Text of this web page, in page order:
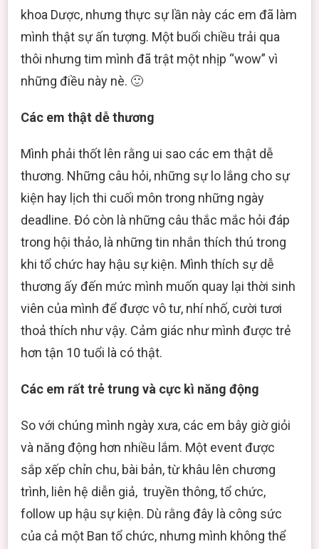
khoa Dược, nhưng thực sự lần này các em đã làm
mình thật sự ấn tượng. Một buổi chiều trải qua
thôi nhưng tim mình đã trật một nhịp “wow” vì
những điều này nè. 🙂
Các em thật dễ thương
Mình phải thốt lên rằng ui sao các em thật dễ
thương. Những câu hỏi, những sự lo lắng cho sự
kiện hay lịch thi cuối môn trong những ngày
deadline. Đó còn là những câu thắc mắc hỏi đáp
trong hội thảo, là những tin nhắn thích thú trong
khi tổ chức hay hậu sự kiện. Mình thích sự dễ
thương ấy đến mức mình muốn quay lại thời sinh
viên của mình để được vô tư, nhí nhố, cười tươi
thoả thích như vậy. Cảm giác như mình được trẻ
hơn tận 10 tuổi là có thật.
Các em rất trẻ trung và cực kì năng động
So với chúng mình ngày xưa, các em bây giờ giỏi
và năng động hơn nhiều lắm. Một event được
sắp xếp chỉn chu, bài bản, từ khâu lên chương
trình, liên hệ diễn giả, truyền thông, tổ chức,
follow up hậu sự kiện. Dù rằng đây là công sức
của cả một Ban tổ chức, nhưng mình không thể